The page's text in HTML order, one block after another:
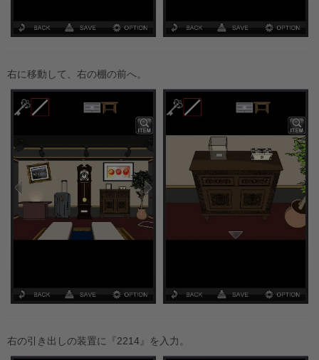
右に移動して、右の棚の前へ。
右の引き出しの装置に『2214』を入力。